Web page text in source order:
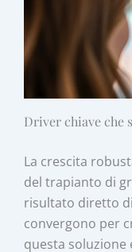
Driver chiave che
La crescita
del trapianto di
risultato diretto
convergono per
questa